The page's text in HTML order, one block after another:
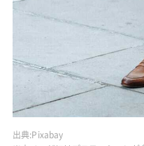
出典:Pixabay